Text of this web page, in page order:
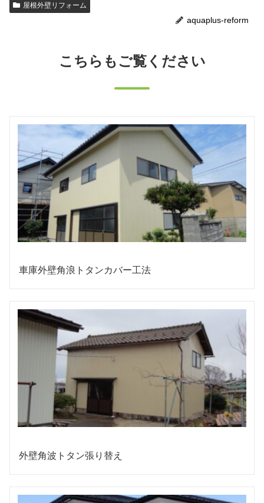
屋根外壁リフォーム
aquaplus-reform
こちらもご覧ください
車庫外壁角浪トタンカバー工法
外壁角波トタン張り替え